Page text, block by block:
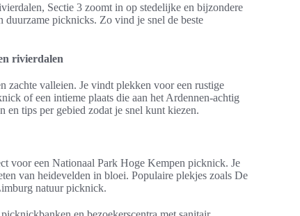
Sectie 3 zoomt in op stedelijke en bijzondere
picknicks. Zo vind je snel de beste
rivierdalen
zachte valleien. Je vindt plekken voor een rustige
of een intieme plaats die aan het Ardennen-achtig
en tips per gebied zodat je snel kunt kiezen.
voor een Nationaal Park Hoge Kempen picknick. Je
van heidevelden in bloei. Populaire plekjes zoals De
natuur picknick.